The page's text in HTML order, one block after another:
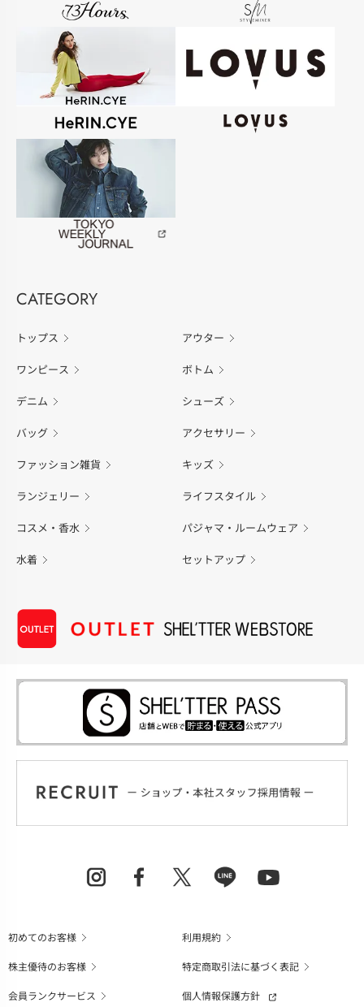
CATEGORY
トップス アウター
ワンピース ボトム
デニム シューズ
バッグ アクセサリー
ファッション雑貨 キッズ
ランジェリー ライフスタイル
コスメ・香水 パジャマ・ルームウェア
水着 セットアップ
初めてのお客様
利用規約
株主優待のお客様
特定商取引法に基づく表記
会員ランクサービス
個人情報保護方針